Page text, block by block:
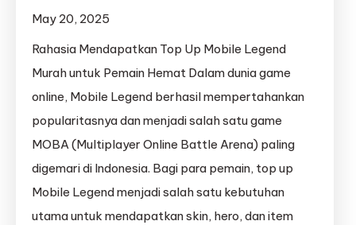
May 20, 2025
Rahasia Mendapatkan Top Up Mobile Legend
Murah untuk Pemain Hemat Dalam dunia game
online, Mobile Legend berhasil mempertahankan
popularitasnya dan menjadi salah satu game
MOBA (Multiplayer Online Battle Arena) paling
digemari di Indonesia. Bagi para pemain, top up
Mobile Legend menjadi salah satu kebutuhan
utama untuk mendapatkan skin, hero, dan item